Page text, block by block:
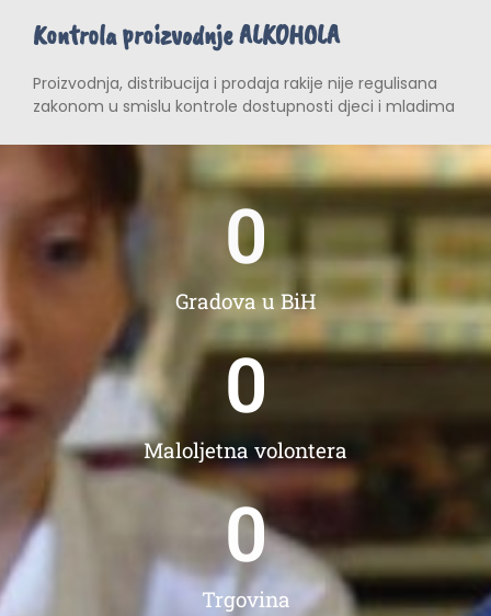
Kontrola proizvodnje ALKOHOLA
Proizvodnja, distribucija i prodaja rakije nije regulisana
zakonom u smislu kontrole dostupnosti djeci i mladima
Gradova u BiH
0
Maloljetna volontera
0
Trgovina
0